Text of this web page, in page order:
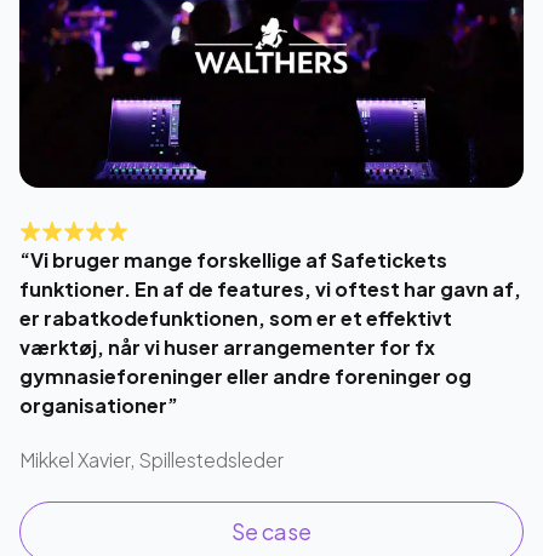
“Vi bruger mange forskellige af Safetickets
funktioner. En af de features, vi oftest har gavn af,
er rabatkodefunktionen, som er et effektivt
værktøj, når vi huser arrangementer for fx
gymnasieforeninger eller andre foreninger og
organisationer”
Mikkel Xavier, Spillestedsleder
Se case